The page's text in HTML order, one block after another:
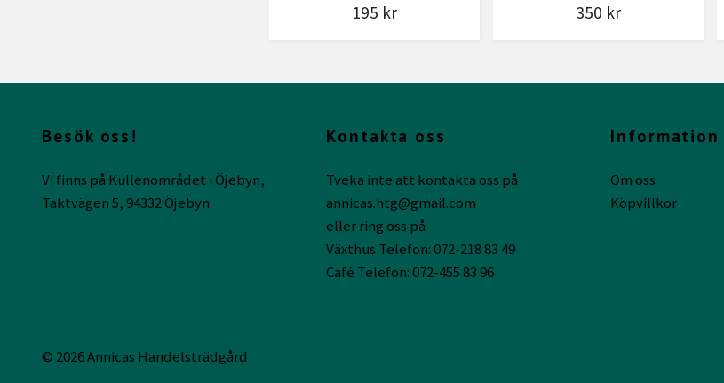
195 kr 350 kr
Besök oss!
Vi finns på Kullenområdet i Öjebyn,
Taktvägen 5, 94332 Öjebyn
Kontakta oss
Tveka inte att kontakta oss på
annicas.htg@gmail.com
eller ring oss på
Växthus Telefon: 072-218 83 49
Café Telefon: 072-455 83 96
Information
Om oss
Köpvillkor
© 2026 Annicas Handelsträdgård